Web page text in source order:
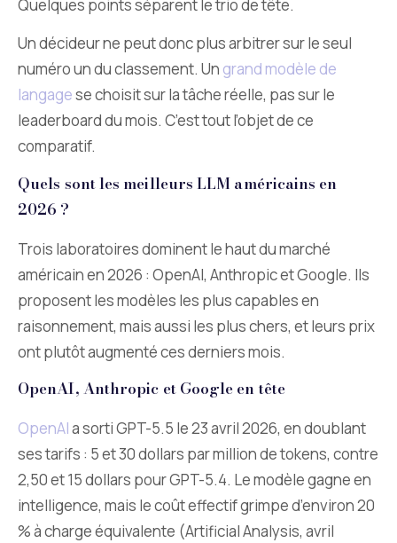
Quelques points séparent le trio de tête.
Un décideur ne peut donc plus arbitrer sur le seul
numéro un du classement. Un grand modèle de
langagese choisit sur la tâche réelle, pas sur le
leaderboard du mois. C’est tout l’objet de ce
comparatif.
Quels sont les meilleurs LLM américains en
2026 ?
Trois laboratoires dominent le haut du marché
américain en 2026 : OpenAI, Anthropic et Google. Ils
proposent les modèles les plus capables en
raisonnement, mais aussi les plus chers, et leurs prix
ont plutôt augmenté ces derniers mois.
OpenAI, Anthropic et Google en tête
OpenAIa sorti GPT-5.5 le 23 avril 2026, en doublant
ses tarifs : 5 et 30 dollars par million de tokens, contre
2,50 et 15 dollars pour GPT-5.4. Le modèle gagne en
intelligence, mais le coût effectif grimpe d’environ 20
% à charge équivalente (Artificial Analysis, avril